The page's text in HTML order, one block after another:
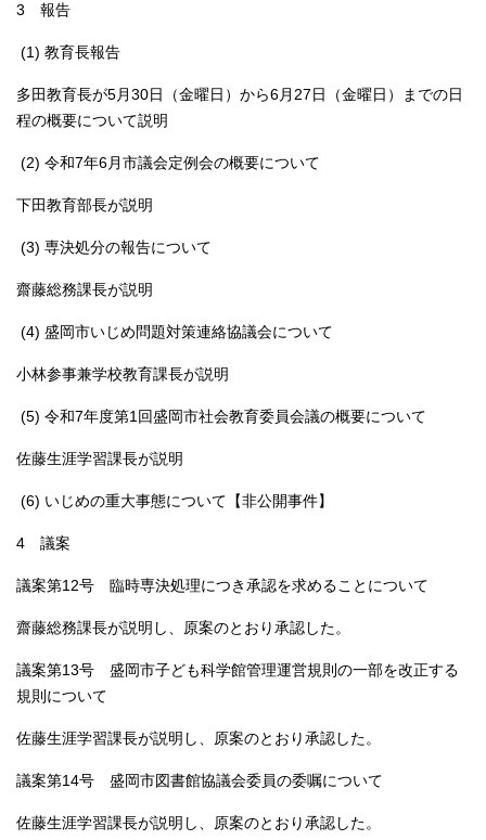
3 報告
(1) 教育長報告
多田教育長が5月30日（金曜日）から6月27日（金曜日）までの日
程の概要について説明
(2) 令和7年6月市議会定例会の概要について
下田教育部長が説明
(3) 専決処分の報告について
齋藤総務課長が説明
(4) 盛岡市いじめ問題対策連絡協議会について
小林参事兼学校教育課長が説明
(5) 令和7年度第1回盛岡市社会教育委員会議の概要について
佐藤生涯学習課長が説明
(6) いじめの重大事態について【非公開事件】
4 議案
議案第12号 臨時専決処理につき承認を求めることについて
齋藤総務課長が説明し、原案のとおり承認した。
議案第13号 盛岡市子ども科学館管理運営規則の一部を改正する
規則について
佐藤生涯学習課長が説明し、原案のとおり承認した。
議案第14号 盛岡市図書館協議会委員の委嘱について
佐藤生涯学習課長が説明し、原案のとおり承認した。